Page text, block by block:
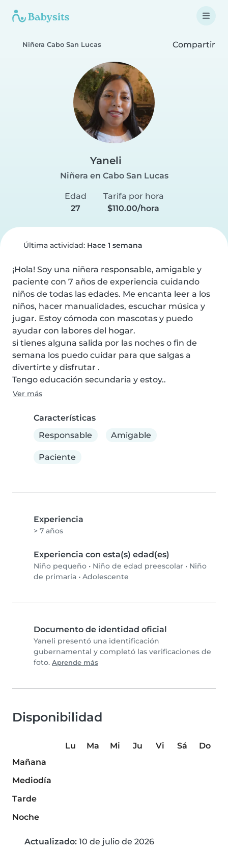
Niñera Cabo San Lucas Compartir
Yaneli
Niñera en Cabo San Lucas
Edad
27
Tarifa por hora
$110.00/hora
Última actividad: Hace 1 semana
¡Hola! Soy una niñera responsable, amigable y
paciente con 7 años de experiencia cuidando
niños de todas las edades. Me encanta leer a los
niños, hacer manualidades, escuchar música y
jugar. Estoy cómoda con mascotas y puedo
ayudar con labores del hogar.
si tienes alguna salida por las noches o fin de
semana los puedo cuidar para que salgas a
divertirte y disfrutar .
Tengo educación secundaria y estoy..
Ver más
Características
Responsable
Amigable
Paciente
Experiencia
> 7 años
Experiencia con esta(s) edad(es)
Niño pequeño • Niño de edad preescolar • Niño
de primaria • Adolescente
Documento de identidad oficial
Yaneli presentó una identificación
gubernamental y completó las verificaciones de
foto. Aprende más
Disponibilidad
Lu Ma Mi Ju Vi Sá
Do
Mañana
Mediodía
Tarde
Noche
Actualizado: 10 de julio de 2026